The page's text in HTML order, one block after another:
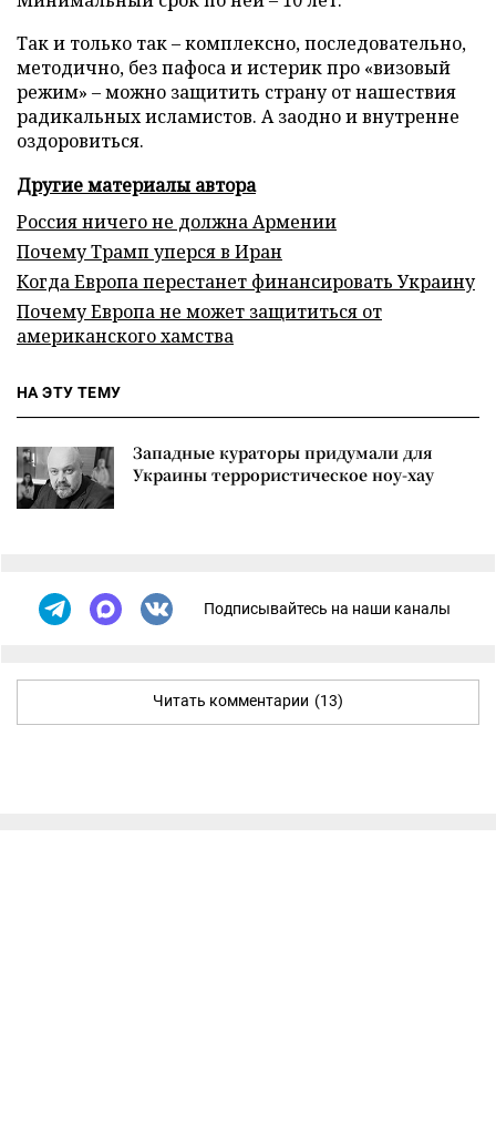
Так и только так – комплексно, последовательно,
методично, без пафоса и истерик про «визовый
режим» – можно защитить страну от нашествия
радикальных исламистов. А заодно и внутренне
оздоровиться.
Другие материалы автора
Россия ничего не должна Армении
Почему Трамп уперся в Иран
Когда Европа перестанет финансировать Украину
Почему Европа не может защититься от
американского хамства
НА ЭТУ ТЕМУ
Западные кураторы придумали для
Украины террористическое ноу-хау
Подписывайтесь на наши каналы
Читать комментарии (13)